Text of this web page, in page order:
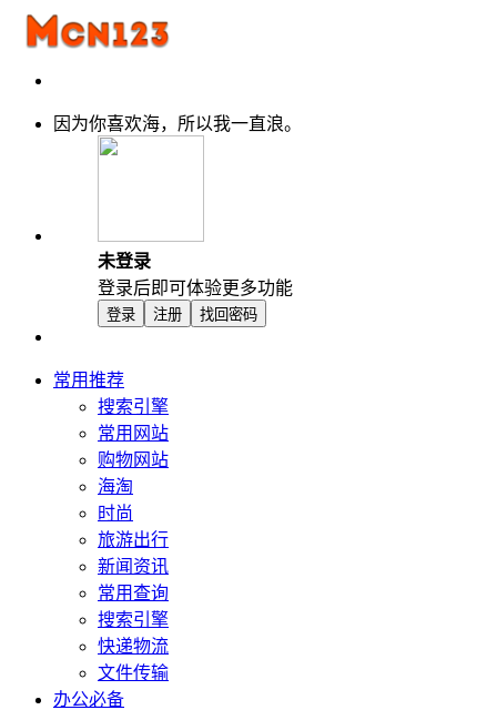
因为你喜欢海，所以我一直浪。
未登录
登录后即可体验更多功能
登录 注册 找回密码
常用推荐
搜索引擎
常用网站
购物网站
海淘
时尚
旅游出行
新闻资讯
常用查询
搜索引擎
快递物流
文件传输
办公必备